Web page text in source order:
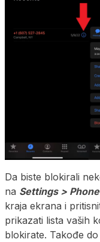
Da biste blokirali
na Settings >
kraja ekrana i
prikazati lista vaših
blokirate. Takođe